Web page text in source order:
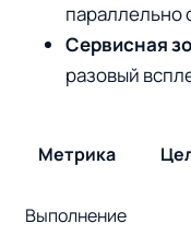
параллельно
Сервисная
разовый
Метрика
Выполнение